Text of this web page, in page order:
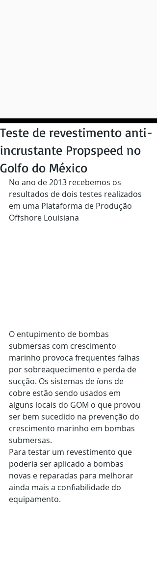
Teste de revestimento anti-
incrustante Propspeed no
Golfo do México
No ano de 2013 recebemos os
resultados de dois testes realizados
em uma Plataforma de Produção
Offshore Louisiana
O entupimento de bombas
submersas com crescimento
marinho provoca freqüentes falhas
por sobreaquecimento e perda de
sucção. Os sistemas de íons de
cobre estão sendo usados ​​em
alguns locais do GOM o que provou
ser bem sucedido na prevenção do
crescimento marinho em bombas
submersas.
Para testar um revestimento que
poderia ser aplicado a bombas
novas e reparadas para melhorar
ainda mais a confiabilidade do
equipamento.